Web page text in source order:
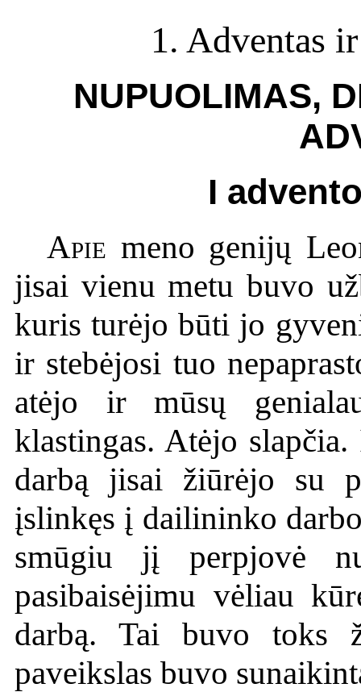
1. Adventas
NUPUOLIMAS,
I
Apie meno genijų
jisai vienu metu buvo
kuris turėjo būti jo
ir stebėjosi tuo
atėjo ir mūsų
klastingas. Atėjo
darbą jisai žiūrėjo su
įslinkęs į dailininko
smūgiu jį perpjovė
pasibaisėjimu vėliau
darbą. Tai buvo toks
paveikslas buvo